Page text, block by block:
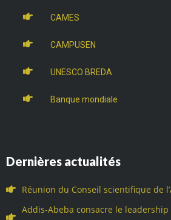
CAMES
CAMPUSEN
UNESCO BREDA
Banque mondiale
Dernières actualités
Réunion du Conseil scientifique de
Addis-Abeba consacre le